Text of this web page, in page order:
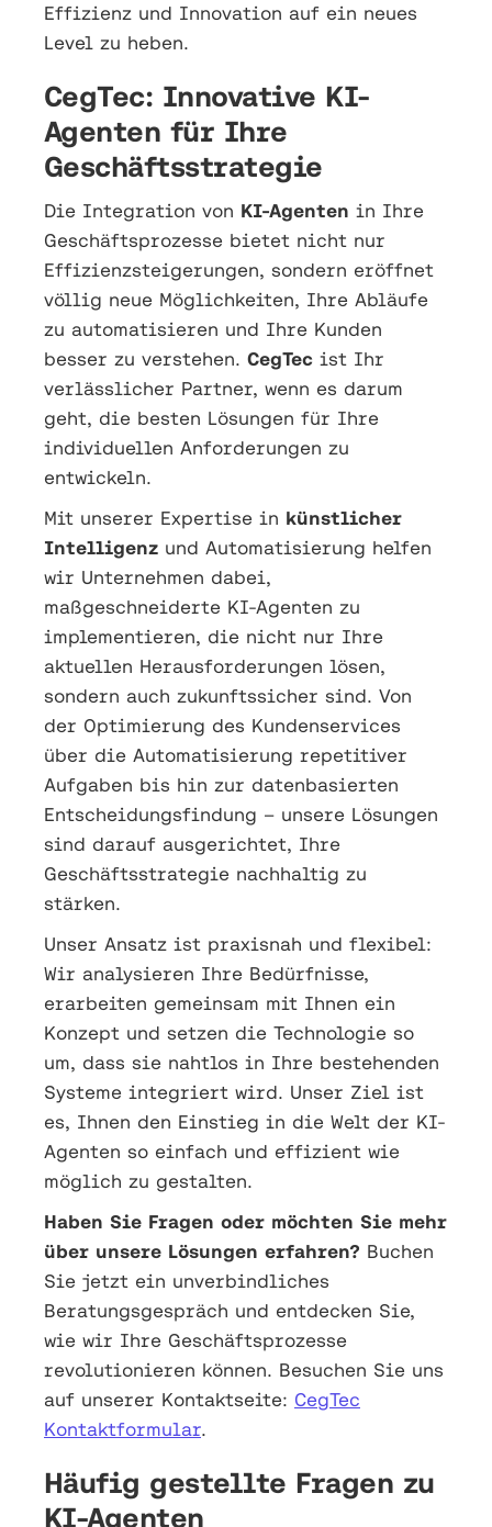
Effizienz und Innovation auf ein neues
Level zu heben.
CegTec: Innovative KI-
Agenten für Ihre
Geschäftsstrategie
Die Integration von KI-Agenten in Ihre
Geschäftsprozesse bietet nicht nur
Effizienzsteigerungen, sondern eröffnet
völlig neue Möglichkeiten, Ihre Abläufe
zu automatisieren und Ihre Kunden
besser zu verstehen. CegTec ist Ihr
verlässlicher Partner, wenn es darum
geht, die besten Lösungen für Ihre
individuellen Anforderungen zu
entwickeln.
Mit unserer Expertise in künstlicher
Intelligenz und Automatisierung helfen
wir Unternehmen dabei,
maßgeschneiderte KI-Agenten zu
implementieren, die nicht nur Ihre
aktuellen Herausforderungen lösen,
sondern auch zukunftssicher sind. Von
der Optimierung des Kundenservices
über die Automatisierung repetitiver
Aufgaben bis hin zur datenbasierten
Entscheidungsfindung – unsere Lösungen
sind darauf ausgerichtet, Ihre
Geschäftsstrategie nachhaltig zu
stärken.
Unser Ansatz ist praxisnah und flexibel:
Wir analysieren Ihre Bedürfnisse,
erarbeiten gemeinsam mit Ihnen ein
Konzept und setzen die Technologie so
um, dass sie nahtlos in Ihre bestehenden
Systeme integriert wird. Unser Ziel ist
es, Ihnen den Einstieg in die Welt der KI-
Agenten so einfach und effizient wie
möglich zu gestalten.
Haben Sie Fragen oder möchten Sie mehr
über unsere Lösungen erfahren? Buchen
Sie jetzt ein unverbindliches
Beratungsgespräch und entdecken Sie,
wie wir Ihre Geschäftsprozesse
revolutionieren können. Besuchen Sie uns
auf unserer Kontaktseite: CegTec
Kontaktformular.
Häufig gestellte Fragen zu
KI-Agenten